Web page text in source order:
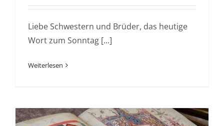
Liebe Schwestern und Brüder, das heutige
Wort zum Sonntag [...]
Weiterlesen